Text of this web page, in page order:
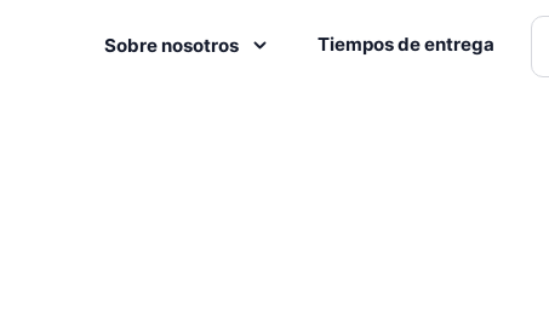
Sobre nosotros Tiempos de entrega